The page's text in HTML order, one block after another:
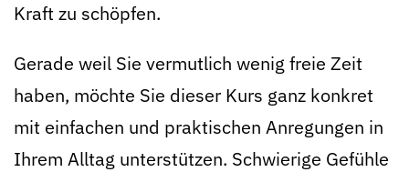
Kraft zu schöpfen.
Gerade weil Sie vermutlich wenig freie Zeit
haben, möchte Sie dieser Kurs ganz konkret
mit einfachen und praktischen Anregungen in
Ihrem Alltag unterstützen. Schwierige Gefühle